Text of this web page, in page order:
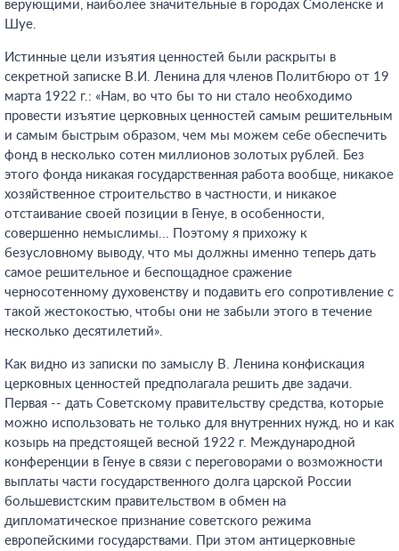
верующими, наиболее значительные в городах Смоленске и
Шуе.
Истинные цели изъятия ценностей были раскрыты в
секретной записке В.И. Ленина для членов Политбюро от 19
марта 1922 г.: «Нам, во что бы то ни стало необходимо
провести изъятие церковных ценностей самым решительным
и самым быстрым образом, чем мы можем себе обеспечить
фонд в несколько сотен миллионов золотых рублей. Без
этого фонда никакая государственная работа вообще, никакое
хозяйственное строительство в частности, и никакое
отстаивание своей позиции в Генуе, в особенности,
совершенно немыслимы... Поэтому я прихожу к
безусловному выводу, что мы должны именно теперь дать
самое решительное и беспощадное сражение
черносотенному духовенству и подавить его сопротивление с
такой жестокостью, чтобы они не забыли этого в течение
несколько десятилетий».
Как видно из записки по замыслу В. Ленина конфискация
церковных ценностей предполагала решить две задачи.
Первая -- дать Советскому правительству средства, которые
можно использовать не только для внутренних нужд, но и как
козырь на предстоящей весной 1922 г. Международной
конференции в Генуе в связи с переговорами о возможности
выплаты части государственного долга царской России
большевистским правительством в обмен на
дипломатическое признание советского режима
европейскими государствами. При этом антицерковные